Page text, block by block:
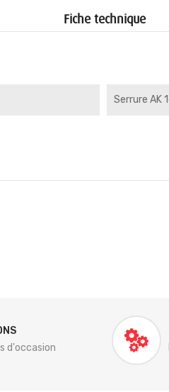
Fiche technique
Serrure AK
d'occasion